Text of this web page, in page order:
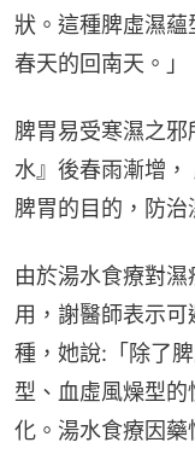
狀。這種脾虛濕
春天的回南天。」
脾胃易受寒濕之
水』後春雨漸增
脾胃的目的，防治
由於湯水食療對
用，謝醫師表示
種，她說:「除了
型、血虛風燥型
化。湯水食療因